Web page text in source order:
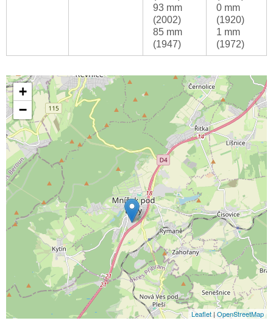
93 mm
(2002)
85 mm
(1947)
0 mm
(1920)
1 mm
(1972)
+
−
Leaflet | OpenStreetMap